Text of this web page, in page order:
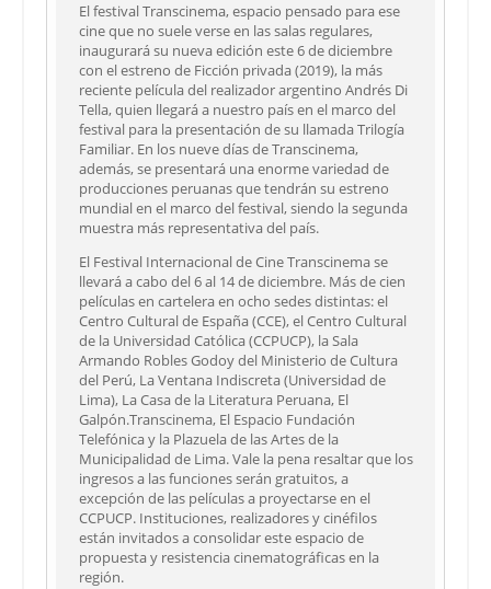
El festival Transcinema, espacio pensado para ese
cine que no suele verse en las salas regulares,
inaugurará su nueva edición este 6 de diciembre
con el estreno de Ficción privada (2019), la más
reciente película del realizador argentino Andrés Di
Tella, quien llegará a nuestro país en el marco del
festival para la presentación de su llamada Trilogía
Familiar. En los nueve días de Transcinema,
además, se presentará una enorme variedad de
producciones peruanas que tendrán su estreno
mundial en el marco del festival, siendo la segunda
muestra más representativa del país.
El Festival Internacional de Cine Transcinema se
llevará a cabo del 6 al 14 de diciembre. Más de cien
películas en cartelera en ocho sedes distintas: el
Centro Cultural de España (CCE), el Centro Cultural
de la Universidad Católica (CCPUCP), la Sala
Armando Robles Godoy del Ministerio de Cultura
del Perú, La Ventana Indiscreta (Universidad de
Lima), La Casa de la Literatura Peruana, El
Galpón.Transcinema, El Espacio Fundación
Telefónica y la Plazuela de las Artes de la
Municipalidad de Lima. Vale la pena resaltar que los
ingresos a las funciones serán gratuitos, a
excepción de las películas a proyectarse en el
CCPUCP. Instituciones, realizadores y cinéfilos
están invitados a consolidar este espacio de
propuesta y resistencia cinematográficas en la
región.